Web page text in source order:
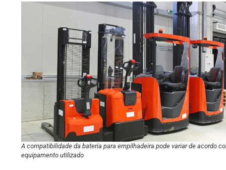
A compatibilidade da bateria para empilhadeira pode variar de acordo
equipamento utilizado